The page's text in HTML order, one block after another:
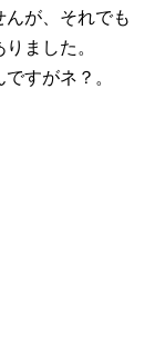
が、それでも
ました。
すがネ？。